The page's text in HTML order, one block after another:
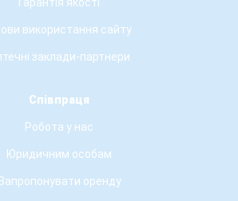
використання сайту
заклади-партнери
Співпраця
Робота у нас
Юридичним особам
оренду